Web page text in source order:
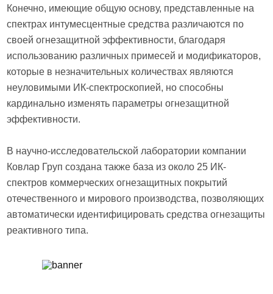
Конечно, имеющие общую основу, представленные на
спектрах интумесцентные средства различаются по
своей огнезащитной эффективности, благодаря
использованию различных примесей и модификаторов,
которые в незначительных количествах являются
неуловимыми ИК-спектроскопией, но способны
кардинально изменять параметры огнезащитной
эффективности.
В научно-исследовательской лаборатории компании
Ковлар Груп создана также база из около 25 ИК-
спектров коммерческих огнезащитных покрытий
отечественного и мирового производства, позволяющих
автоматически идентифицировать средства огнезащиты
реактивного типа.